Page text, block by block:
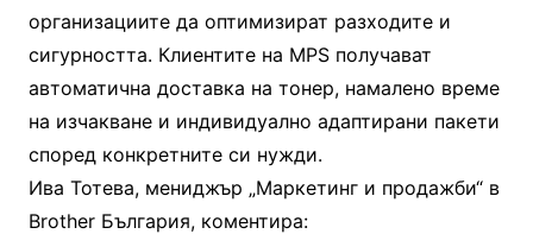
организациите да оптимизират разходите и
сигурността. Клиентите на MPS получават
автоматична доставка на тонер, намалено време
на изчакване и индивидуално адаптирани пакети
според конкретните си нужди.
Ива Тотева, мениджър „Маркетинг и продажби“ в
Brother България, коментира: